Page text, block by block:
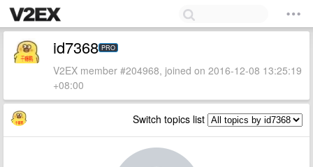
id7368 PRO
V2EX member #204968, joined on 2016-12-08 13:25:19
+08:00
Switch topics list